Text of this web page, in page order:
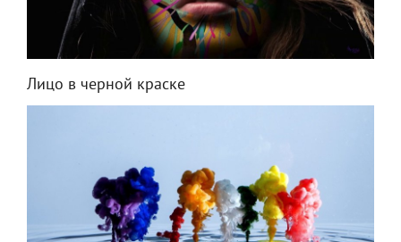
Лицо в черной краске